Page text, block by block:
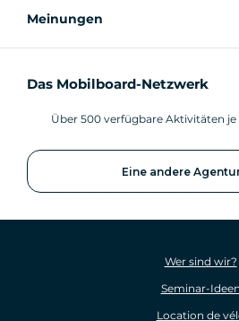
Meinungen
Das Mobilboard-Netzwerk
Über 500 verfügbare Aktivitäten je
Eine andere
Wer sind wir?
Seminar-Ideen
Location de